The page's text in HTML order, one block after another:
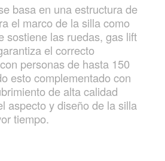
basa en una estructura de
el marco de la silla como
sostiene las ruedas, gas lift
el correcto
personas de hasta 150
esto complementado con
de alta calidad
aspecto y diseño de la silla
tiempo.